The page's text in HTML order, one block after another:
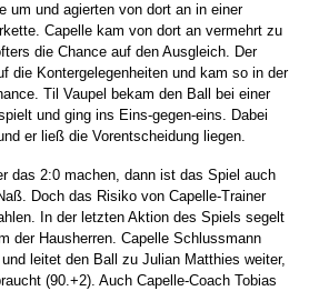
um und agierten von dort an in einer
Capelle kam von dort an vermehrt zu
die Chance auf den Ausgleich. Der
die Kontergelegenheiten und kam so in der
Til Vaupel bekam den Ball bei einer
und ging ins Eins-gegen-eins. Dabei
er ließ die Vorentscheidung liegen.
das 2:0 machen, dann ist das Spiel auch
Doch das Risiko von Capelle-Trainer
In der letzten Aktion des Spiels segelt
der Hausherren. Capelle Schlussmann
leitet den Ball zu Julian Matthies weiter,
(90.+2). Auch Capelle-Coach Tobias